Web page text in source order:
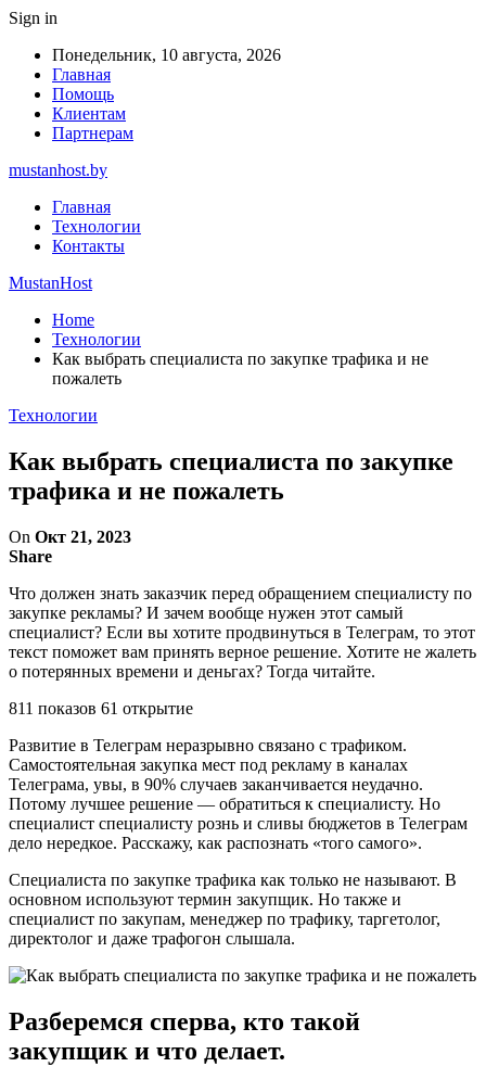
Sign in
Понедельник, 10 августа, 2026
Главная
Помощь
Клиентам
Партнерам
mustanhost.by
Главная
Технологии
Контакты
MustanHost
Home
Технологии
Как выбрать специалиста по закупке трафика и не
пожалеть
Технологии
Как выбрать специалиста по закупке
трафика и не пожалеть
On Окт 21, 2023
Share
Что должен знать заказчик перед обращением специалисту по
закупке рекламы? И зачем вообще нужен этот самый
специалист? Если вы хотите продвинуться в Телеграм, то этот
текст поможет вам принять верное решение. Хотите не жалеть
о потерянных времени и деньгах? Тогда читайте.
811 показов 61 открытие
Развитие в Телеграм неразрывно связано с трафиком.
Самостоятельная закупка мест под рекламу в каналах
Телеграма, увы, в 90% случаев заканчивается неудачно.
Потому лучшее решение — обратиться к специалисту. Но
специалист специалисту рознь и сливы бюджетов в Телеграм
дело нередкое. Расскажу, как распознать «того самого».
Специалиста по закупке трафика как только не называют. В
основном используют термин закупщик. Но также и
специалист по закупам, менеджер по трафику, таргетолог,
директолог и даже трафогон слышала.
Разберемся сперва, кто такой
закупщик и что делает.